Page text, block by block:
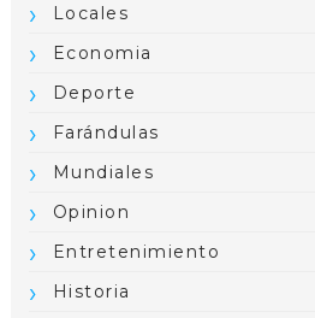
Locales
Economia
Deporte
Farándulas
Mundiales
Opinion
Entretenimiento
Historia